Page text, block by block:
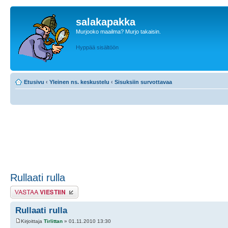
salakapakka
Murjooko maailma? Murjo takaisin.
Hyppää sisältöön
Etusivu ‹ Yleinen ns. keskustelu ‹ Sisuksiin survottavaa
Rullaati rulla
Lähetä vastaus
Rullaati rulla
Kirjoittaja Tirlittan » 01.11.2010 13:30